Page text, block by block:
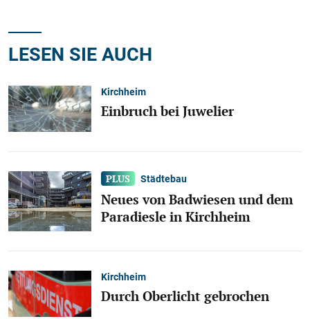
LESEN SIE AUCH
Kirchheim
Einbruch bei Juwelier
Städtebau
Neues von Badwiesen und dem
Paradiesle in Kirchheim
Kirchheim
Durch Oberlicht gebrochen